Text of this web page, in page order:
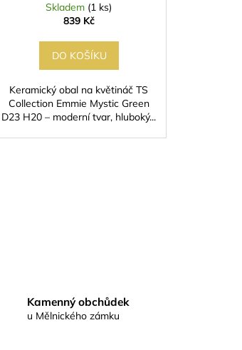
Skladem (1 ks)
839 Kč
DO KOŠÍKU
Keramický obal na květináč TS
Collection Emmie Mystic Green
D23 H20 – moderní tvar, hluboký...
Kamenný obchůdek
u Mělnického zámku